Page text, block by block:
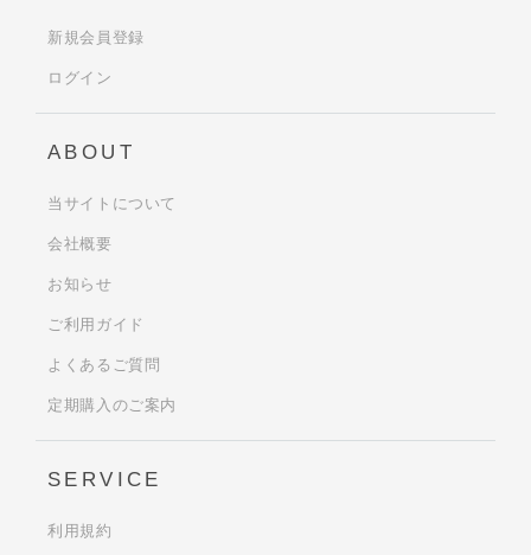
新規会員登録
ログイン
ABOUT
当サイトについて
会社概要
お知らせ
ご利用ガイド
よくあるご質問
定期購入のご案内
SERVICE
利用規約